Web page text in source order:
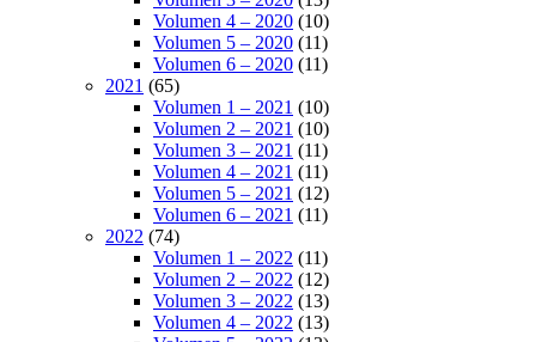
Volumen 4 – 2020 (10)
Volumen 5 – 2020 (11)
Volumen 6 – 2020 (11)
2021 (65)
Volumen 1 – 2021 (10)
Volumen 2 – 2021 (10)
Volumen 3 – 2021 (11)
Volumen 4 – 2021 (11)
Volumen 5 – 2021 (12)
Volumen 6 – 2021 (11)
2022 (74)
Volumen 1 – 2022 (11)
Volumen 2 – 2022 (12)
Volumen 3 – 2022 (13)
Volumen 4 – 2022 (13)